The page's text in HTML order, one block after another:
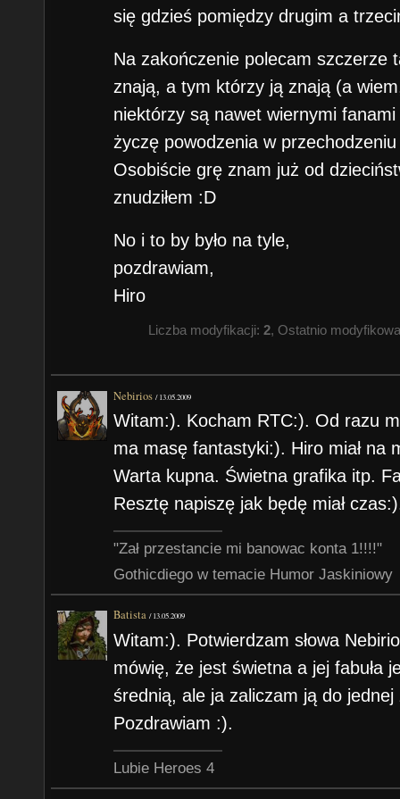
się gdzieś pomiędzy drugim a
Na zakończenie polecam szczerze
znają, a tym którzy ją znają (a
niektórzy są nawet wiernymi
życzę powodzenia w
Osobiście grę znam już od
znudziłem :D
No i to by było na tyle,
pozdrawiam,
Hiro
Liczba modyfikacji: 2, Ostatnio
Nebirios /13.05.2009
Witam:). Kocham RTC:). Od razu
ma masę fantastyki:). Hiro miał na
Warta kupna. Świetna grafika itp.
Resztę napiszę jak będę miał
"Zał przestancie mi banowac konta 1!!!!"
Gothicdiego w temacie Humor Jaskiniowy
Batista /13.05.2009
Witam:). Potwierdzam słowa
mówię, że jest świetna a jej fabuła
średnią, ale ja zaliczam ją do
Pozdrawiam :).
Lubie Heroes 4